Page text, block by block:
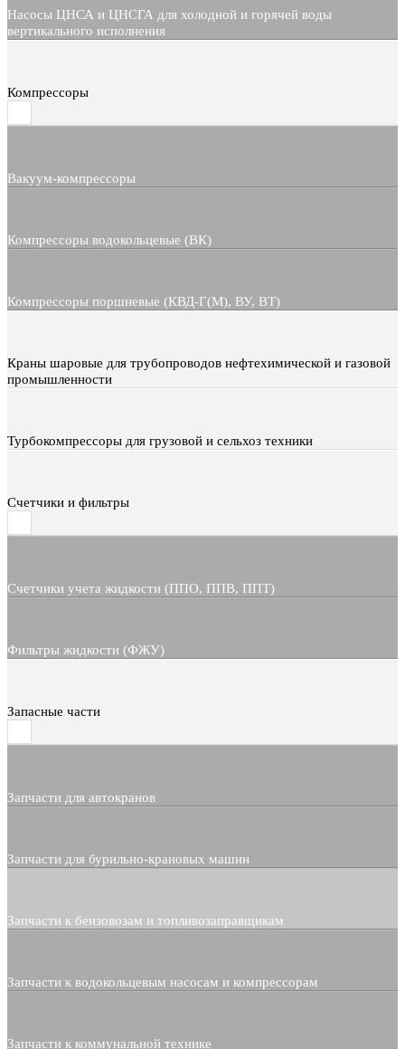
Насосы ЦНСА и ЦНСГА для холодной и горячей воды
вертикального исполнения
Компрессоры
Вакуум-компрессоры
Компрессоры водокольцевые (ВК)
Компрессоры поршневые (КВД-Г(М), ВУ, ВТ)
Краны шаровые для трубопроводов нефтехимической и газовой
промышленности
Турбокомпрессоры для грузовой и сельхоз техники
Счетчики и фильтры
Счетчики учета жидкости (ППО, ППВ, ППТ)
Фильтры жидкости (ФЖУ)
Запасные части
Запчасти для автокранов
Запчасти для бурильно-крановых машин
Запчасти к бензовозам и топливозаправщикам
Запчасти к водокольцевым насосам и компрессорам
Запчасти к коммунальной технике